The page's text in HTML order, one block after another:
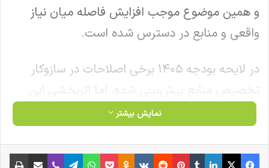
و همین موضوع موجب افزایش فاصله میان نیاز
واقعی و منابع در دسترس شده است.
در لایحه بودجه ۱۴۰۵ برخی اصلاحات در سازوکار
تخصیص منابع پیش‌بینی شده، اما اثربخشی این
اصلاحات منوط به ثبات در سیاست‌های ارزی و تأمین
نمایش بیشتر
فیس بوک X لینکدین ‫تامبلر ‫پین‌ترست ‫رددیت ‫VKontakte
‫Odnoklassniki پاکت واتس آپ تلگرام وایبر اشتراک گذاری از طریق ایمیل